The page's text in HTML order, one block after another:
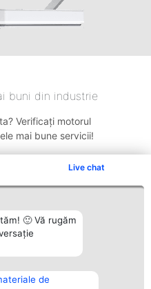
Live chat
🙂 Vă rugăm
de
buni din industrie
Verificați motorul
mai bune servicii!
Contact